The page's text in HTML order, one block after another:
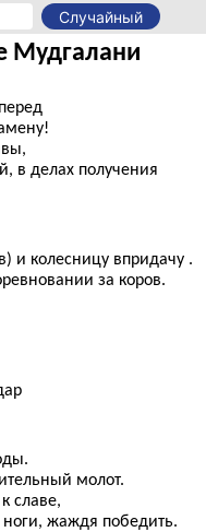
Случайный
Мудгалани
в делах получения
и колесницу впридачу .
за коров.
молот.
славе,
жаждя победить.